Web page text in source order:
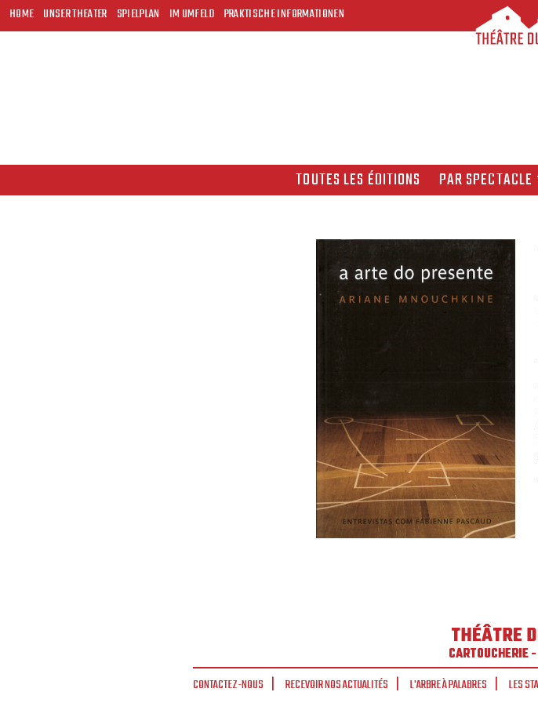
HOME UNSER THEATER SPIELPLAN IM UMFELD PRAKTISCHE INFORMATIONEN
TOUTES LES ÉDITIONS PAR SPECTACLE
THÉÂTRE
CARTOUCHERIE
CONTACTEZ-NOUS
RECEVOIR NOS ACTUALITÉS L'ARBRE À PALABRES LES